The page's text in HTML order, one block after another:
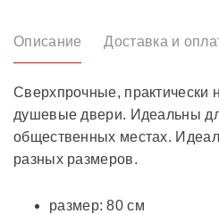
Описание Доставка и
Сверхпрочные,
душевые двери. Идеальны
общественных местах.
разных размеров.
размер: 80 см